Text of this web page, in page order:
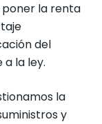
la renta
del
la ley.
la
y